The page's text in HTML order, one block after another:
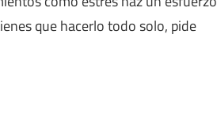
que hacerlo todo solo, pide